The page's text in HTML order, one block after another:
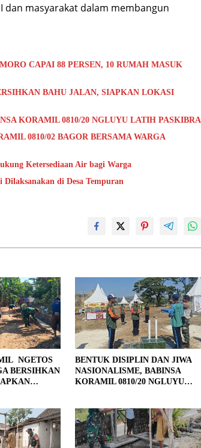
dan masyarakat dalam membangun
CAPAI 88 PERSEN, 10 RUMAH MASUK
BAHU JALAN, SIAPKAN LOKASI
KORAMIL 0810/20 NGLUYU LATIH PASKIBRA
0810/02 BAGOR BERSAMA WARGA
Ketersediaan Air bagi Warga
di Desa Tempuran
NGETOS
BERSIHKAN
BENTUK DISIPLIN DAN JIWA
NASIONALISME, BABINSA
KORAMIL 0810/20 NGLUYU